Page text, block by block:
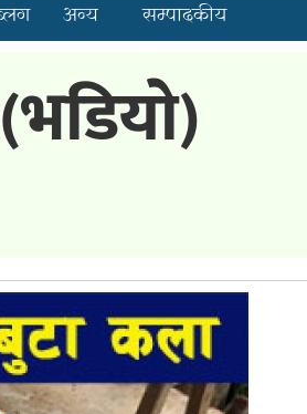
अन्य सम्पादकीय